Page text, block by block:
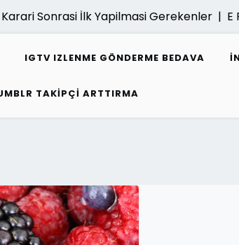
İlk Yapilmasi Gerekenler |E Fatura
IGTV IZLENME GÖNDERME BEDAVA
TAKIPÇI ARTTIRMA